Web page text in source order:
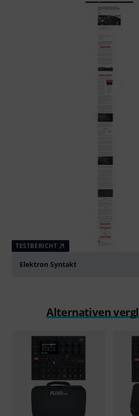
TESTBERICHT
Elektron Syntakt
Alternativen